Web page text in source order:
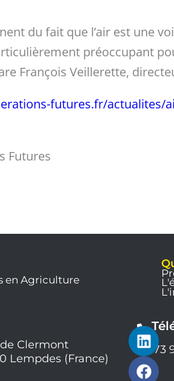
du fait que l’air est une
préoccupant
François Veillerette,
futures.fr/actualites/
Futures
en Agriculture
Clermont
Lempdes (France)
04 73
L
i
n
F
a
c
Y
o
u